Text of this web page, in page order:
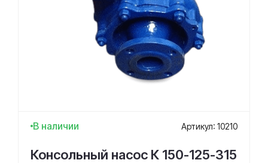
В наличии Артикул: 10210
Консольный насос К 150-125-315